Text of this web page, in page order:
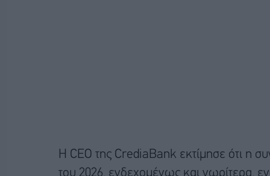
Η CEO της CrediaBank εκτίμησε ότι η
του 2026, ενδεχομένως και νωρίτερα,